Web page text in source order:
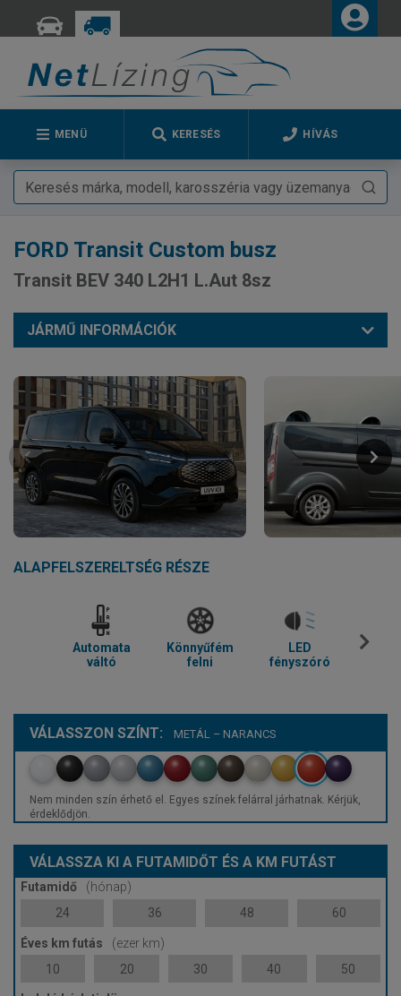
MENÜ KERESÉS HÍVÁS
FORD Transit Custom busz
Transit BEV 340 L2H1 L.Aut 8sz
JÁRMŰ INFORMÁCIÓK
ALAPFELSZERELTSÉG RÉSZE
Automata
váltó
Könnyűfém
felni
LED
fényszóró
VÁLASSZON SZÍNT: METÁL – NARANCS
Nem minden szín érhető el. Egyes színek felárral járhatnak. Kérjük,
érdeklődjön.
VÁLASSZA KI A FUTAMIDŐT ÉS A KM FUTÁST
Futamidő
(hónap)
24
36 48 60
Éves km futás
(ezer km)
10
20 30 40 50